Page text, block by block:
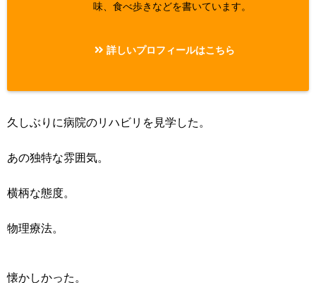
味、食べ歩きなどを書いています。
詳しいプロフィールはこちら
久しぶりに病院のリハビリを見学した。
あの独特な雰囲気。
横柄な態度。
物理療法。
懐かしかった。